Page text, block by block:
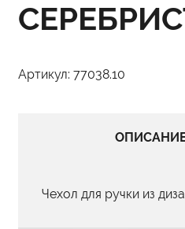
Артикул: 77038.10
Чехол для ручки из